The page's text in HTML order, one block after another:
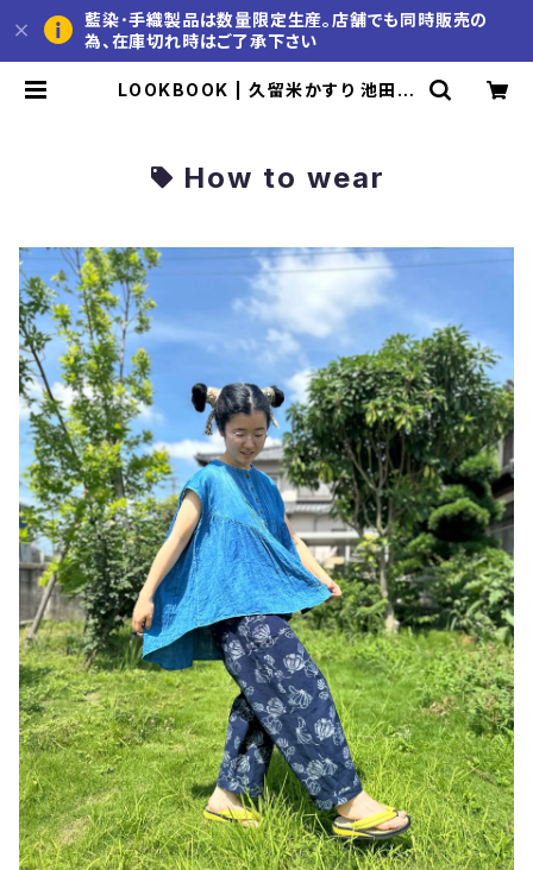
藍染･手織製品は数量限定生産。店舗でも同時販売の
為、在庫切れ時はご了承下さい
LOOKBOOK | 久留米かすり 池田絣
How to wear